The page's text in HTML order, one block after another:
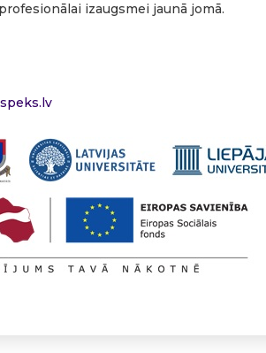
izaugsmei jaunā jomā.